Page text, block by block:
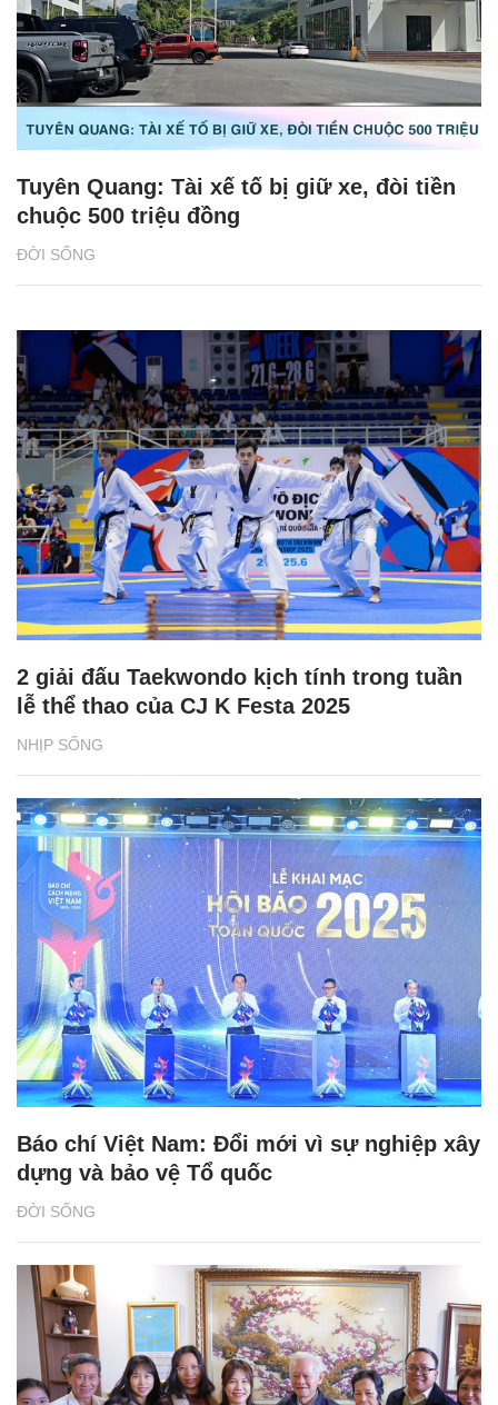
ĐỜI SỐNG
Tuyên Quang: Tài xế tố bị giữ xe, đòi tiền
chuộc 500 triệu đồng
NHỊP SỐNG
2 giải đấu Taekwondo kịch tính trong tuần
lễ thể thao của CJ K Festa 2025
ĐỜI SỐNG
Báo chí Việt Nam: Đổi mới vì sự nghiệp xây
dựng và bảo vệ Tổ quốc